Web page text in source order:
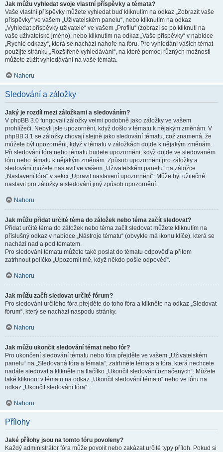
Jak můžu vyhledat svoje vlastní příspěvky a témata?
Vaše vlastní příspěvky můžete vyhledat buď kliknutím na odkaz „Zobrazit vaše
příspěvky“ ve vašem „Uživatelském panelu“, nebo kliknutím na odkaz
„Vyhledat příspěvky uživatele“ ve vašem „Profilu“ (zobrazí se po kliknutí na
vaše uživatelské jméno), nebo kliknutím na odkaz „Vaše příspěvky“ v nabídce
„Rychlé odkazy“, která se nachází nahoře na fóru. Pro vyhledání vašich témat
použijte stránku „Rozšířené vyhledávání“, na které pomocí různých možnosti
můžete zúžit vyhledávání na vaše témata.
Nahoru
Sledování a záložky
Jaký je rozdíl mezi záložkami a sledováním?
V phpBB 3.0 fungovali záložky velmi podobně jako záložky ve vašem
prohlížeči. Nebyli jste upozorněni, když došlo v tématu k nějakým změnám. V
phpBB 3.1 se záložky chovají stejně jako sledování tématu, což znamená, že
můžete být upozorněni, když v tématu v záložkách dojde k nějakým změnám.
Při sledování fóra nebo tématu budete upozorněni, když dojde ve sledovaném
fóru nebo tématu k nějakým změnám. Způsob upozornění pro záložky a
sledování můžete nastavit ve vašem „Uživatelském panelu“ na záložce
„Nastavení fóra“ v sekci „Upravit nastavení upozornění“. Může být užitečné
nastavit pro záložky a sledování jiný způsob upozornění.
Nahoru
Jak můžu přidat určité téma do záložek nebo téma začít sledovat?
Přidat určité téma do záložek nebo téma začít sledovat můžete kliknutím na
příslušný odkaz v nabídce „Nástroje tématu“ (obvykle má ikonu klíče), která se
nachází nad a pod tématem.
Pro sledování tématu můžete také poslat do tématu odpověď a přitom
zatrhnout políčko „Upozornit mě, když někdo pošle odpověď“.
Nahoru
Jak můžu začít sledovat určité fórum?
Pro sledování určitého fóra přejděte do toho fóra a klikněte na odkaz „Sledovat
fórum“, který se nachází naspodu stránky.
Nahoru
Jak můžu ukončit sledování témat nebo fór?
Pro ukončení sledování tématu nebo fóra přejděte ve vašem „Uživatelském
panelu“ na „Sledovaná fóra a témata“, zatrhněte témata a fóra, která nechcete
nadále sledovat a klikněte na tlačítko „Ukončit sledování označených“. Můžete
také kliknout v tématu na odkaz „Ukončit sledování tématu“ nebo ve fóru na
odkaz „Ukončit sledování fóra“.
Nahoru
Přílohy
Jaké přílohy jsou na tomto fóru povoleny?
Každý administrátor fóra může povolit nebo zakázat určité typy příloh. Pokud si